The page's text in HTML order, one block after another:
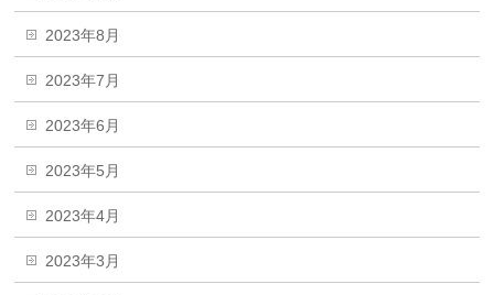
2023年8月
2023年7月
2023年6月
2023年5月
2023年4月
2023年3月